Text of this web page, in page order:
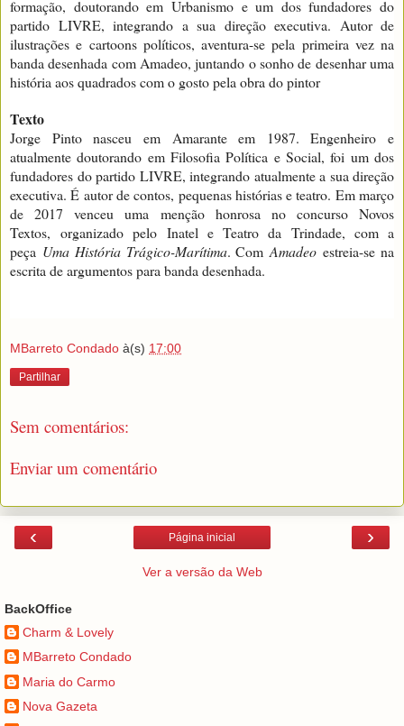
formação, doutorando em Urbanismo e um dos fundadores do
partido LIVRE, integrando a sua direção executiva. Autor de
ilustrações e cartoons políticos, aventura-se pela primeira vez na
banda desenhada com Amadeo, juntando o sonho de desenhar uma
história aos quadrados com o gosto pela obra do pintor
Texto
Jorge Pinto nasceu em Amarante em 1987. Engenheiro e
atualmente doutorando em Filosofia Política e Social, foi um dos
fundadores do partido LIVRE, integrando atualmente a sua direção
executiva. É autor de contos, pequenas histórias e teatro. Em março
de 2017 venceu uma menção honrosa no concurso Novos
Textos,organizado pelo Inatel e Teatro da Trindade, com a
peça Uma História Trágico-Marítima. Com Amadeo estreia-se na
escrita de argumentos para banda desenhada.
MBarreto Condado à(s) 17:00
Partilhar
Sem comentários:
Enviar um comentário
‹ ›
Página inicial
Ver a versão da Web
BackOffice
Charm & Lovely
MBarreto Condado
Maria do Carmo
Nova Gazeta